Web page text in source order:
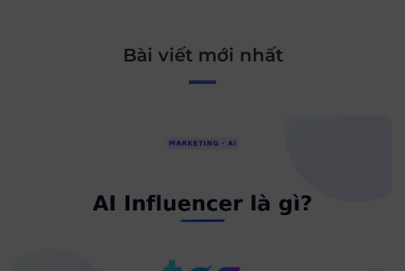
Bài viết mới nhất